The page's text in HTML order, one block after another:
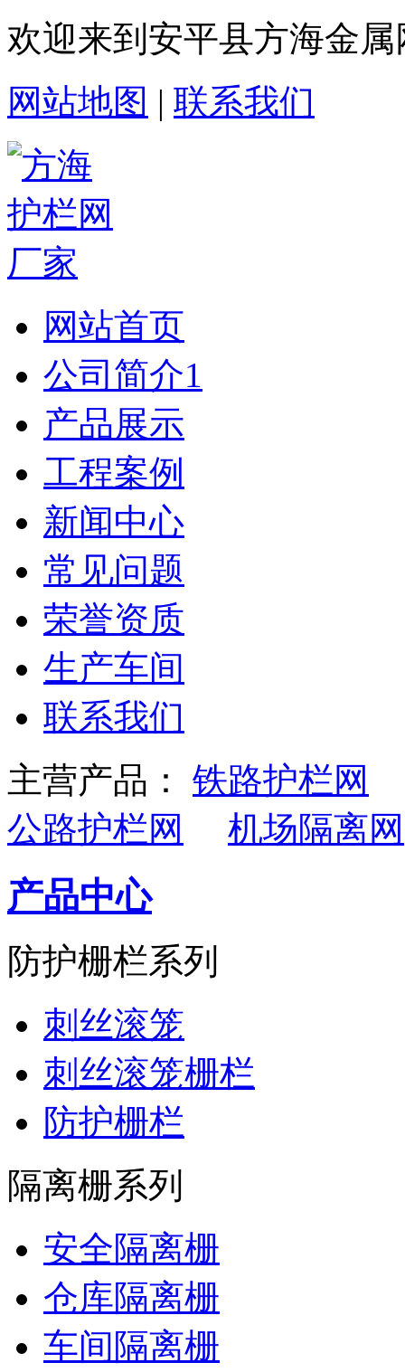
欢迎来到安平县方海金
网站地图 | 联系我们
网站首页
公司简介1
产品展示
工程案例
新闻中心
常见问题
荣誉资质
生产车间
联系我们
主营产品： 铁路护栏网
公路护栏网
机场隔离网
产品中心
防护栅栏系列
刺丝滚笼
刺丝滚笼栅栏
防护栅栏
隔离栅系列
安全隔离栅
仓库隔离栅
车间隔离栅